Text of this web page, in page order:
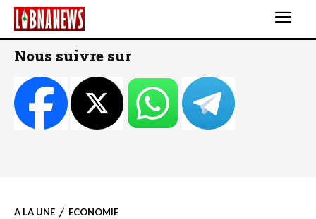
Nous suivre sur
A LA UNE ECONOMIE